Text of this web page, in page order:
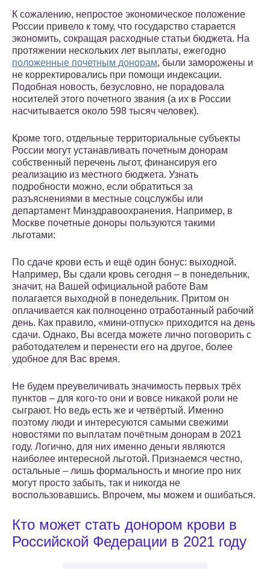
К сожалению, непростое экономическое положение
России привело к тому, что государство старается
экономить, сокращая расходные статьи бюджета. На
протяжении нескольких лет выплаты, ежегодно
положенные почетным донорам, были заморожены и
не корректировались при помощи индексации.
Подобная новость, безусловно, не порадовала
носителей этого почетного звания (а их в России
насчитывается около 598 тысяч человек).
Кроме того, отдельные территориальные субъекты
России могут устанавливать почетным донорам
собственный перечень льгот, финансируя его
реализацию из местного бюджета. Узнать
подробности можно, если обратиться за
разъяснениями в местные соцслужбы или
департамент Минздравоохранения. Например, в
Москве почетные доноры пользуются такими
льготами:
По сдаче крови есть и ещё один бонус: выходной.
Например, Вы сдали кровь сегодня – в понедельник,
значит, на Вашей официальной работе Вам
полагается выходной в понедельник. Притом он
оплачивается как полноценно отработанный рабочий
день. Как правило, «мини-отпуск» приходится на день
сдачи. Однако, Вы всегда можете лично поговорить с
работодателем и перенести его на другое, более
удобное для Вас время.
Не будем преувеличивать значимость первых трёх
пунктов – для кого-то они и вовсе никакой роли не
сыграют. Но ведь есть же и четвёртый. Именно
поэтому люди и интересуются самыми свежими
новостями по выплатам почётным донорам в 2021
году. Логично, для них именно деньги являются
наиболее интересной льготой. Признаемся честно,
остальные – лишь формальность и многие про них
могут просто забыть, так и никогда не
воспользовавшись. Впрочем, мы можем и ошибаться.
Кто может стать донором крови в
Российской Федерации в 2021 году